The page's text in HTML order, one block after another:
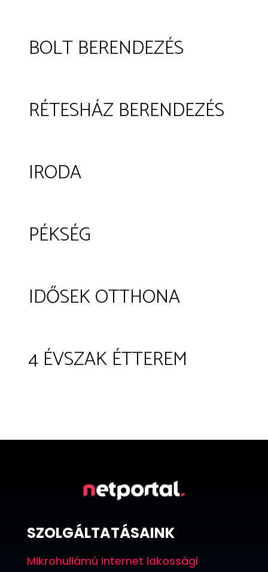
BOLT BERENDEZÉS
RÉTESHÁZ BERENDEZÉS
IRODA
PÉKSÉG
IDŐSEK OTTHONA
4 ÉVSZAK ÉTTEREM
SZOLGÁLTATÁSAINK
Mikrohullámú internet lakossági